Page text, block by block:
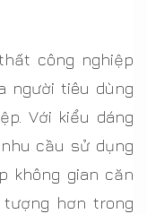
công nghiệp
người tiêu dùng
Với kiểu dáng
cầu sử dụng
không gian căn
hơn trong